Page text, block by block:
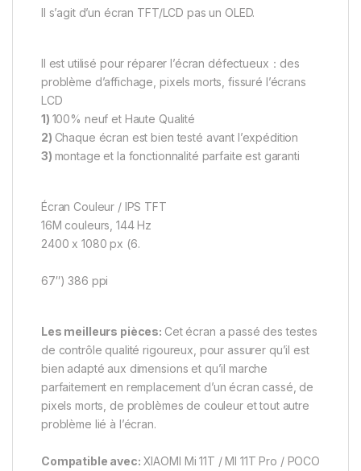
Il s’agit d’un écran TFT/LCD pas un OLED.
Il est utilisé pour réparer l’écran défectueux：des
problème d’affichage, pixels morts, fissuré l’écrans
LCD
1) 100% neuf et Haute Qualité
2) Chaque écran est bien testé avant l’expédition
3) montage et la fonctionnalité parfaite est garanti
Écran Couleur / IPS TFT
16M couleurs, 144 Hz
2400 x 1080 px (6.
67″) 386 ppi
Les meilleurs pièces: Cet écran a passé des testes
de contrôle qualité rigoureux, pour assurer qu’il est
bien adapté aux dimensions et qu’il marche
parfaitement en remplacement d’un écran cassé, de
pixels morts, de problèmes de couleur et tout autre
problème lié à l’écran.
Compatible avec: XIAOMI Mi 11T / MI 11T Pro / POCO